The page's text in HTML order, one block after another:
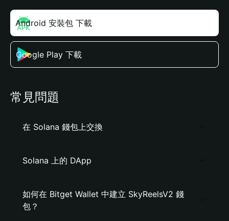
Android 安裝包 下載
Google Play 下載
常見問題
在 Solana 錢包上交換
Solana 上的 DApp
如何在 Bitget Wallet 中建立 SkyReelsV2 錢
包？